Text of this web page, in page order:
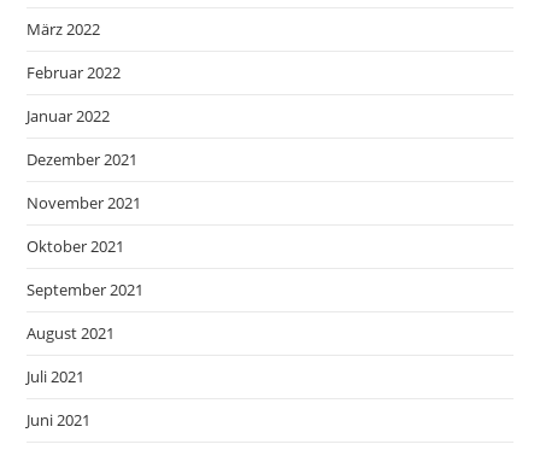
März 2022
Februar 2022
Januar 2022
Dezember 2021
November 2021
Oktober 2021
September 2021
August 2021
Juli 2021
Juni 2021